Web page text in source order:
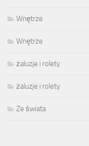
Wnętrze
Wnętrze
żaluzje i rolety
żaluzje i rolety
Ze świata